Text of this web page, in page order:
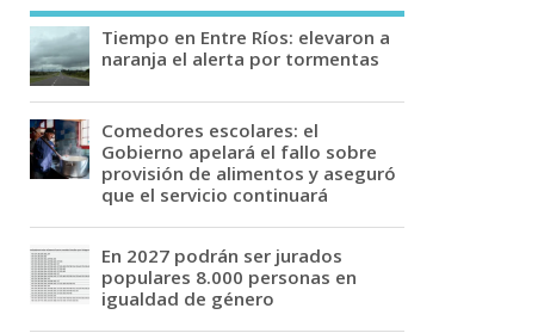
Tiempo en Entre Ríos: elevaron a
naranja el alerta por tormentas
Comedores escolares: el
Gobierno apelará el fallo sobre
provisión de alimentos y aseguró
que el servicio continuará
En 2027 podrán ser jurados
populares 8.000 personas en
igualdad de género